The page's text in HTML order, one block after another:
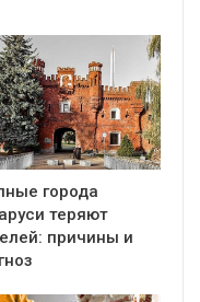
города
теряют
причины и